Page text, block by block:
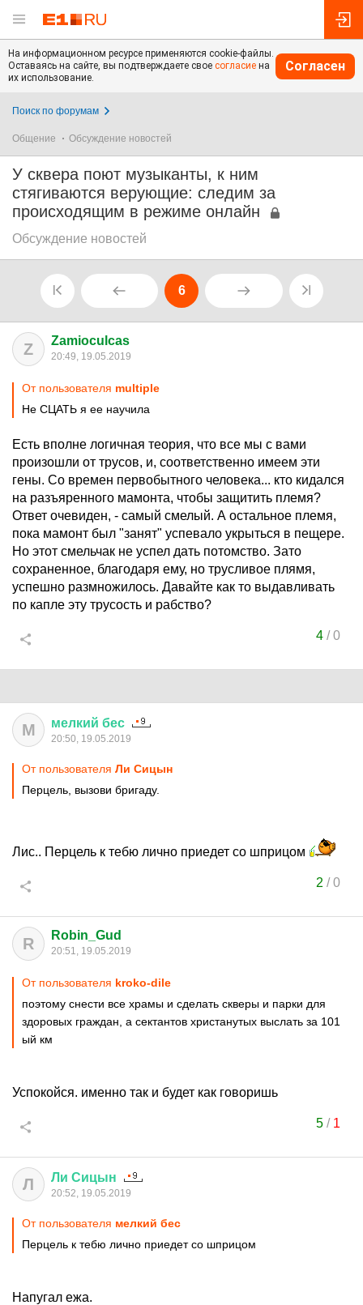
На информационном ресурсе применяются cookie-файлы.
Оставаясь на сайте, вы подтверждаете свое согласие на
их использование.
Согласен
Поиск по форумам
Общение Обсуждение новостей
У сквера поют музыканты, к ним
стягиваются верующие: следим за
происходящим в режиме онлайн
Обсуждение новостей
6
Z Zamioculcas
20:49, 19.05.2019
От пользователя multiple
Не СЦАТЬ я ее научила
Есть вполне логичная теория, что все мы с вами
произошли от трусов, и, соответственно имеем эти
гены. Со времен первобытного человека... кто кидался
на разъяренного мамонта, чтобы защитить племя?
Ответ очевиден, - самый смелый. А остальное племя,
пока мамонт был "занят" успевало укрыться в пещере.
Но этот смельчак не успел дать потомство. Зато
сохраненное, благодаря ему, но трусливое плямя,
успешно размножилось. Давайте как то выдавливать
по капле эту трусость и рабство?
4/0
М мелкий бес
20:50, 19.05.2019
От пользователя Ли Сицын
Перцель, вызови бригаду.
Лис.. Перцель к тебю лично приедет со шприцом
2 /0
R Robin_Gud
20:51, 19.05.2019
От пользователя kroko-dile
поэтому снести все храмы и сделать скверы и парки для
здоровых граждан, а сектантов христанутых выслать за 101
ый км
Успокойся. именно так и будет как говоришь
5/ 1
Л Ли Сицын
20:52, 19.05.2019
От пользователя мелкий бес
Перцель к тебю лично приедет со шприцом
Напугал ежа.